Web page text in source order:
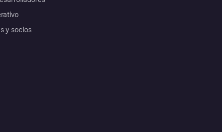
y socios